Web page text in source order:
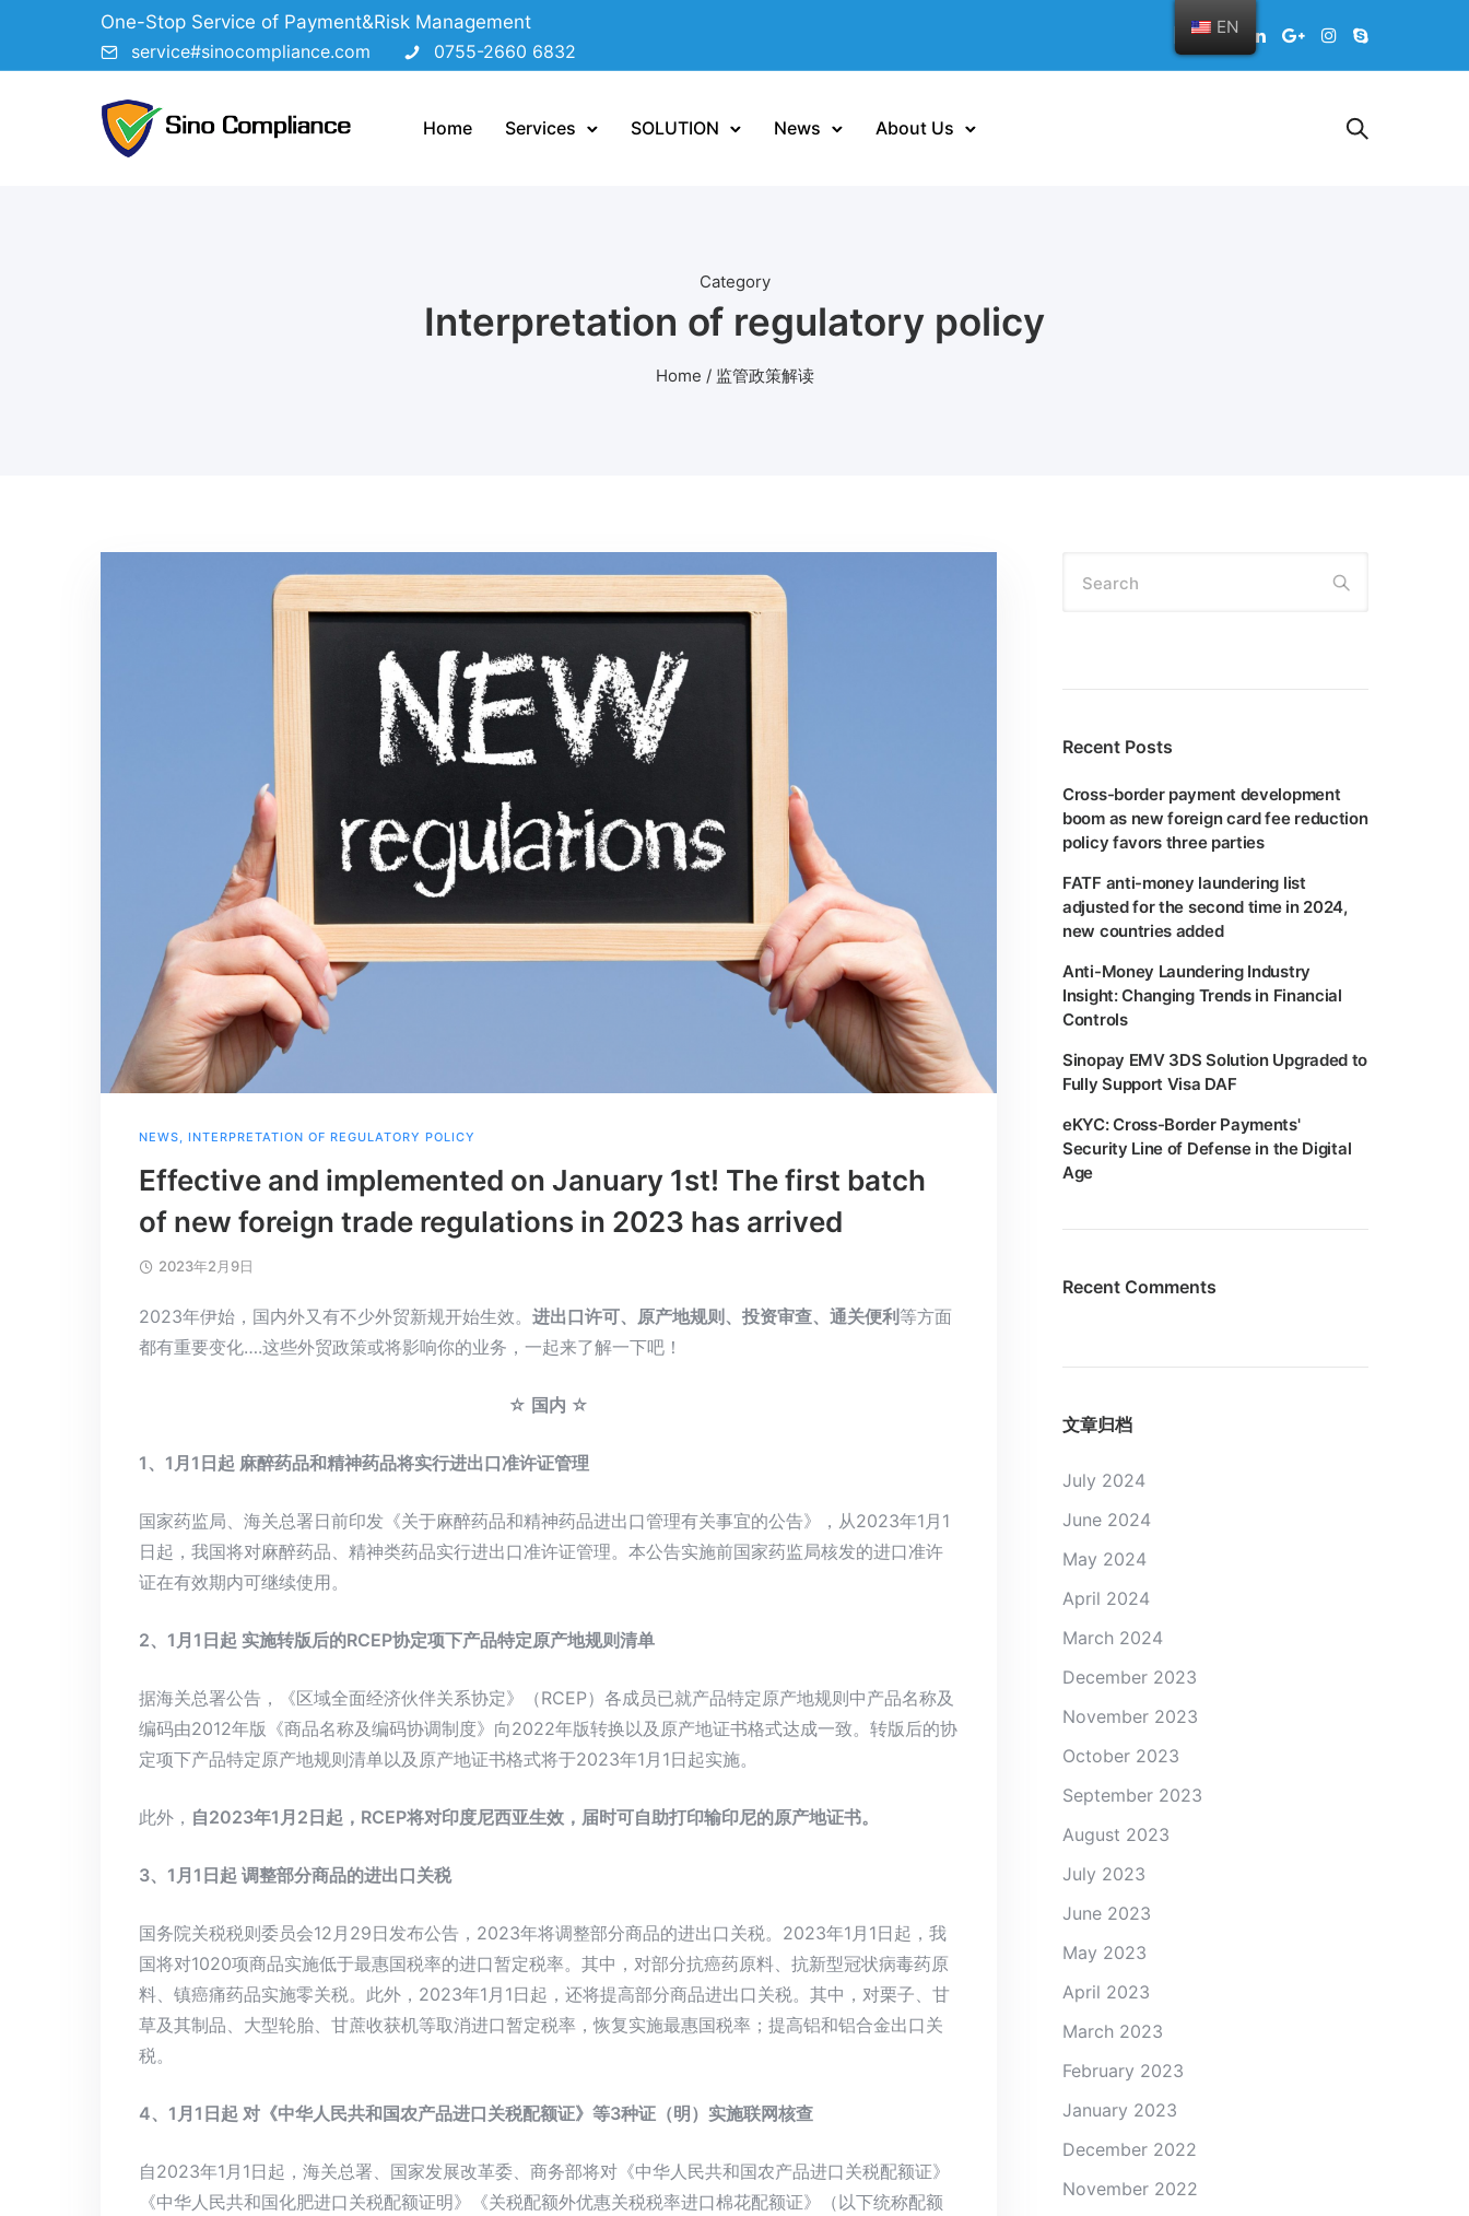
One-Stop Service of Payment&Risk Management
service#sinocompliance.com
0755-2660 6832
Home Services SOLUTION News About Us
Category
Interpretation of regulatory policy
Home / 监管政策解读
NEWS, INTERPRETATION OF REGULATORY POLICY
Effective and implemented on January 1st! The first batch
of new foreign trade regulations in 2023 has arrived
2023年2月9日
2023年伊始，国内外又有不少外贸新规开始生效。 进出口许可、原产地规则、投资审查、通关便利等方面
都有重要变化….这些外贸政策或将影响你的业务，一起来了解一下吧！
☆ 国内 ☆
1、1月1日起 麻醉药品和精神药品将实行进出口准许证管理
国家药监局、海关总署日前印发《关于麻醉药品和精神药品进出口管理有关事宜的公告》，从2023年1月1
日起，我国将对麻醉药品、精神类药品实行进出口准许证管理。本公告实施前国家药监局核发的进口准许
证在有效期内可继续使用。
2、1月1日起 实施转版后的RCEP协定项下产品特定原产地规则清单
据海关总署公告，《区域全面经济伙伴关系协定》（RCEP）各成员已就产品特定原产地规则中产品名称及
编码由2012年版《商品名称及编码协调制度》向2022年版转换以及原产地证书格式达成一致。转版后的协
定项下产品特定原产地规则清单以及原产地证书格式将于2023年1月1日起实施。
此外， 自2023年1月2日起，RCEP将对印度尼西亚生效，届时可自助打印输印尼的原产地证书。
3、1月1日起 调整部分商品的进出口关税
国务院关税税则委员会12月29日发布公告，2023年将调整部分商品的进出口关税。2023年1月1日起，我
国将对1020项商品实施低于最惠国税率的进口暂定税率。其中，对部分抗癌药原料、抗新型冠状病毒药原
料、镇癌痛药品实施零关税。此外，2023年1月1日起，还将提高部分商品进出口关税。其中，对栗子、甘
草及其制品、大型轮胎、甘蔗收获机等取消进口暂定税率，恢复实施最惠国税率；提高铝和铝合金出口关
税。
4、1月1日起 对《中华人民共和国农产品进口关税配额证》等3种证（明）实施联网核查
自2023年1月1日起，海关总署、国家发展改革委、商务部将对《中华人民共和国农产品进口关税配额证》
《中华人民共和国化肥进口关税配额证明》《关税配额外优惠关税税率进口棉花配额证》（以下统称配额
Search
Recent Posts
Cross-border payment development
boom as new foreign card fee reduction
policy favors three parties
FATF anti-money laundering list
adjusted for the second time in 2024,
new countries added
Anti-Money Laundering Industry
Insight: Changing Trends in Financial
Controls
Sinopay EMV 3DS Solution Upgraded to
Fully Support Visa DAF
eKYC: Cross-Border Payments'
Security Line of Defense in the Digital
Age
Recent Comments
文章归档
July 2024
June 2024
May 2024
April 2024
March 2024
December 2023
November 2023
October 2023
September 2023
August 2023
July 2023
June 2023
May 2023
April 2023
March 2023
February 2023
January 2023
December 2022
November 2022
EN